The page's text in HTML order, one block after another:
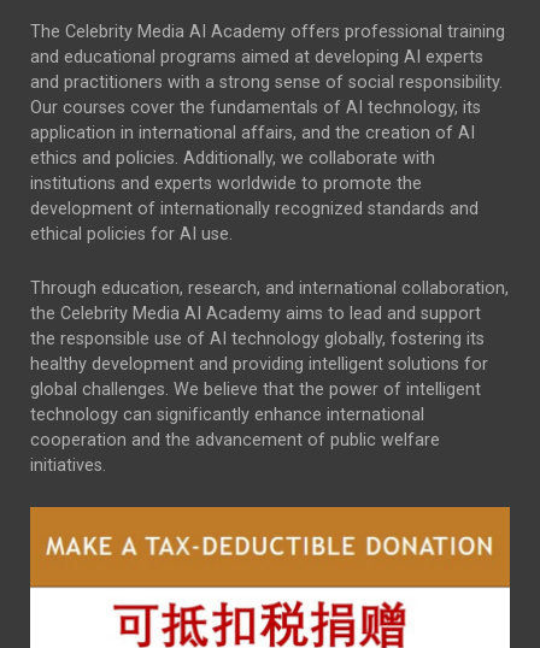
The Celebrity Media AI Academy offers professional training
and educational programs aimed at developing AI experts
and practitioners with a strong sense of social responsibility.
Our courses cover the fundamentals of AI technology, its
application in international affairs, and the creation of AI
ethics and policies. Additionally, we collaborate with
institutions and experts worldwide to promote the
development of internationally recognized standards and
ethical policies for AI use.
Through education, research, and international collaboration,
the Celebrity Media AI Academy aims to lead and support
the responsible use of AI technology globally, fostering its
healthy development and providing intelligent solutions for
global challenges. We believe that the power of intelligent
technology can significantly enhance international
cooperation and the advancement of public welfare
initiatives.